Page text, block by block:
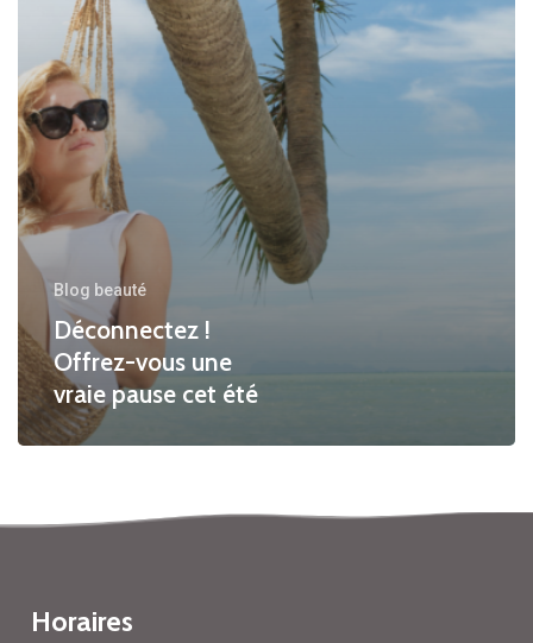
été
Blog beauté
Déconnectez !
Offrez-vous une
vraie pause cet été
Horaires